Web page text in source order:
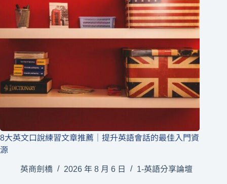
8大英文口說練習文章推薦｜提升英語會話的最佳入門資
源
英商劍橋 2026 年 8 月 6 日 1-英語分享論壇